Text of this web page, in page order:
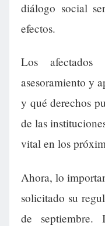
diálogo social
efectos.
Los
asesoramiento y
y qué derechos
de las
vital en los
Ahora, lo
solicitado su
de septiembre.